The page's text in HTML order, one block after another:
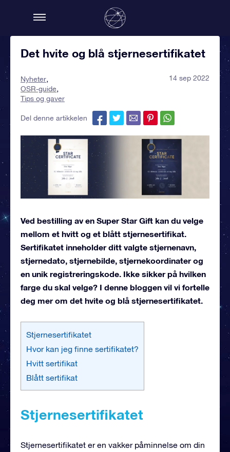
Det hvite og blå stjernesertifikatet
Nyheter
OSR-guide
Tips og gaver
14 sep 2022
Del denne artikkelen
Ved bestilling av en Super Star Gift kan du velge
mellom et hvitt og et blått stjernesertifikat.
Sertifikatet inneholder ditt valgte stjernenavn,
stjernedato, stjernebilde, stjernekoordinater og
en unik registreringskode. Ikke sikker på hvilken
farge du skal velge? I denne bloggen vil vi fortelle
deg mer om det hvite og blå stjernesertifikatet.
Stjernesertifikatet
Hvor kan jeg finne sertifikatet?
Hvitt sertifikat
Blått sertifikat
Stjernesertifikatet
Stjernesertifikatet er en vakker påminnelse om din